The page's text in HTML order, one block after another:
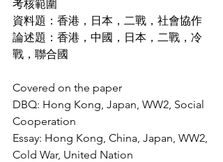
考核範圍
資料題：香港，日本，二戰，社會協作
論述題：香港，中國，日本，二戰，冷
戰，聯合國
Covered on the paper
DBQ: Hong Kong, Japan, WW2, Social
Cooperation
Essay: Hong Kong, China, Japan, WW2,
Cold War, United Nation